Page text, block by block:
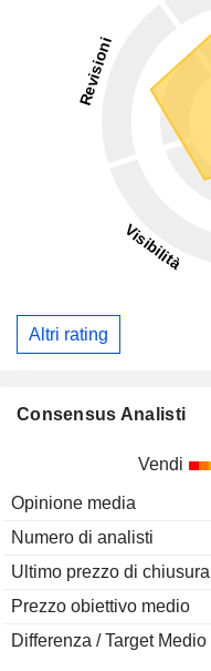
Altri rating
Consensus Analisti
Vendi
Opinione media
Numero di analisti
Ultimo prezzo di chiusura
Prezzo obiettivo medio
Differenza / Target Medio